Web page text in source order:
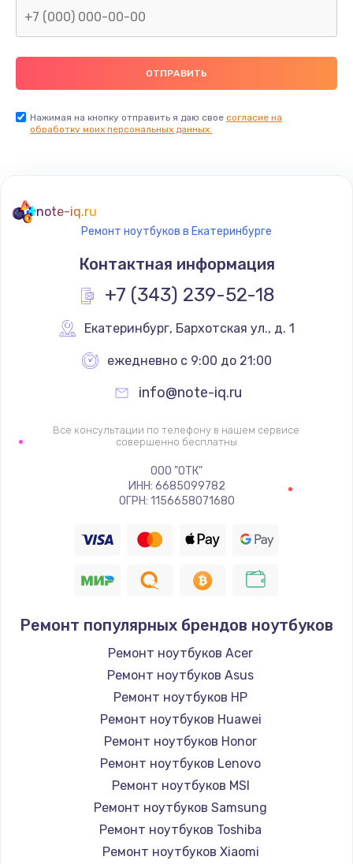
Нажимая на кнопку отправить я даю свое согласие на
обработку моих персональных данных.
note-iq.ru
Ремонт ноутбуков в Екатеринбурге
Контактная информация
+7 (343) 239-52-18
Екатеринбург, Бархотская ул., д. 1
ежедневно с 9:00 до 21:00
info@note-iq.ru
Все консультации по телефону в нашем сервисе
совершенно бесплатны
ООО "ОТК"
ИНН: 6685099782
ОГРН: 1156658071680
Ремонт популярных брендов ноутбуков
Ремонт ноутбуков Acer
Ремонт ноутбуков Asus
Ремонт ноутбуков HP
Ремонт ноутбуков Huawei
Ремонт ноутбуков Honor
Ремонт ноутбуков Lenovo
Ремонт ноутбуков MSI
Ремонт ноутбуков Samsung
Ремонт ноутбуков Toshiba
Ремонт ноутбуков Xiaomi